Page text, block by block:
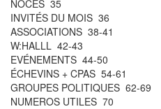
NOCES 35
INVITÉS DU MOIS 36
ASSOCIATIONS 38-41
W:HALLL 42-43
EVÉNEMENTS 44-50
ÉCHEVINS + CPAS 54-61
GROUPES POLITIQUES 62-69
NUMEROS UTILES 70